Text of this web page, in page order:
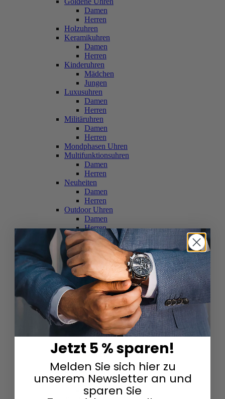
Damen
Herren
Holzuhren
Keramikuhren
Damen
Herren
Kinderuhren
Mädchen
Jungen
Luxusuhren
Damen
Herren
Militäruhren
Damen
Herren
Mondphasen Uhren
Multifunktionsuhren
Damen
Herren
Neuheiten
Damen
Herren
Outdoor Uhren
Damen
Herren
Schweizer Uhren
Damen
Herren
Skelettuhren
Damen
Herren
Smartwatches
Damen
Herren
Solaruhren
Herren
Damen
Sportuhren
Damen
Herren
Swarovski & Edelsteine
Damen
Herren
Jetzt 5 % sparen!
Melden Sie sich hier zu
unserem Newsletter an und
sparen Sie